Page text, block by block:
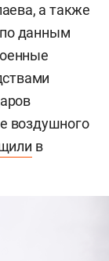
а также
данным
воздушного
в